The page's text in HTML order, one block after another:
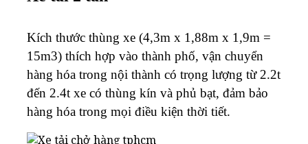
Kích thước thùng xe (4,3m x 1,88m x 1,9m =
15m3) thích hợp vào thành phố, vận chuyển
hàng hóa trong nội thành có trọng lượng từ 2.2t
đến 2.4t xe có thùng kín và phủ bạt, đảm bảo
hàng hóa trong mọi điều kiện thời tiết.